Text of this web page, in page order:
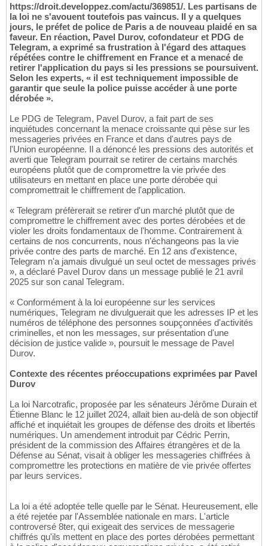
https://droit.developpez.com/actu/369851/. Les partisans de
la loi ne s'avouent toutefois pas vaincus. Il y a quelques
jours, le préfet de police de Paris a de nouveau plaidé en sa
faveur. En réaction, Pavel Durov, cofondateur et PDG de
Telegram, a exprimé sa frustration à l'égard des attaques
répétées contre le chiffrement en France et a menacé de
retirer l'application du pays si les pressions se poursuivent.
Selon les experts, « il est techniquement impossible de
garantir que seule la police puisse accéder à une porte
dérobée ».
Le PDG de Telegram, Pavel Durov, a fait part de ses
inquiétudes concernant la menace croissante qui pèse sur les
messageries privées en France et dans d'autres pays de
l'Union européenne. Il a dénoncé les pressions des autorités et
averti que Telegram pourrait se retirer de certains marchés
européens plutôt que de compromettre la vie privée des
utilisateurs en mettant en place une porte dérobée qui
compromettrait le chiffrement de l'application.
« Telegram préfèrerait se retirer d'un marché plutôt que de
compromettre le chiffrement avec des portes dérobées et de
violer les droits fondamentaux de l'homme. Contrairement à
certains de nos concurrents, nous n'échangeons pas la vie
privée contre des parts de marché. En 12 ans d'existence,
Telegram n'a jamais divulgué un seul octet de messages privés
», a déclaré Pavel Durov dans un message publié le 21 avril
2025 sur son canal Telegram.
« Conformément à la loi européenne sur les services
numériques, Telegram ne divulguerait que les adresses IP et les
numéros de téléphone des personnes soupçonnées d'activités
criminelles, et non les messages, sur présentation d'une
décision de justice valide », poursuit le message de Pavel
Durov.
Contexte des récentes préoccupations exprimées par Pavel
Durov
La loi Narcotrafic, proposée par les sénateurs Jérôme Durain et
Étienne Blanc le 12 juillet 2024, allait bien au-delà de son objectif
affiché et inquiétait les groupes de défense des droits et libertés
numériques. Un amendement introduit par Cédric Perrin,
président de la commission des Affaires étrangères et de la
Défense au Sénat, visait à obliger les messageries chiffrées à
compromettre les protections en matière de vie privée offertes
par leurs services.
La loi a été adoptée telle quelle par le Sénat. Heureusement, elle
a été rejetée par l'Assemblée nationale en mars. L'article
controversé 8ter, qui exigeait des services de messagerie
chiffrés qu'ils mettent en place des portes dérobées permettant